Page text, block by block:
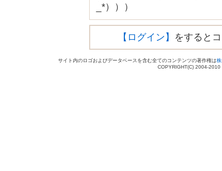
_*）））
【ログイン】 をすると
サイト内のロゴおよびデータベースを含む全てのコンテンツの著作権は
COPYRIGHT(C) 2004-